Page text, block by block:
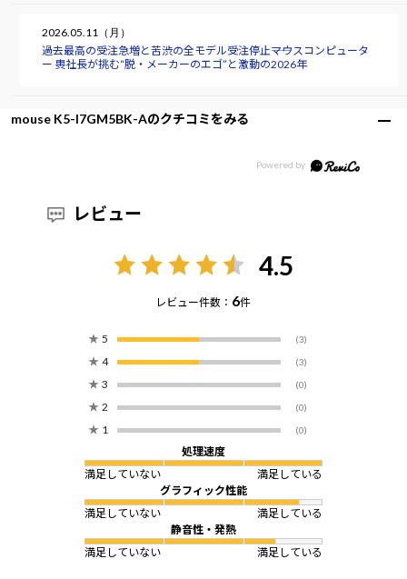
2026.05.11（月）
過去最高の受注急増と苦渋の全モデル受注停止――マウスコンピュータ
ー 軣社長が挑む“脱・メーカーのエゴ”と激動の2026年
mouse K5-I7GM5BK-Aのクチコミをみる
レビュー
4.5
レビュー件数： 6件
★ 5 (3)
★ 4 (3)
★ 3 (0)
★ 2 (0)
★ 1 (0)
処理速度
満足していない
満足している
グラフィック性能
満足していない
満足している
静音性・発熱
満足していない
満足している